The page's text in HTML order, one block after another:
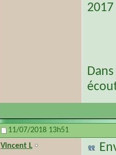
11/07/2018 13h51
Vincent L